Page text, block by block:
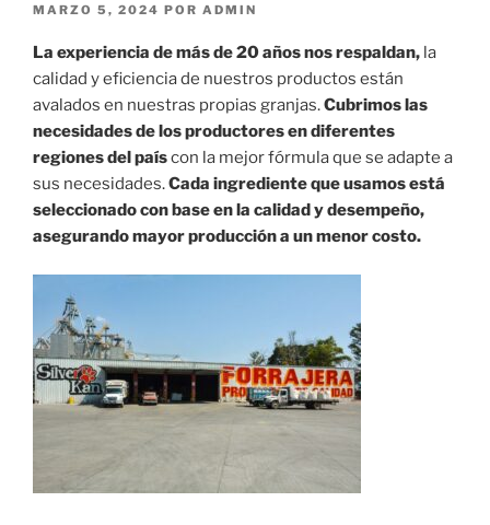
PUBLICADO
MARZO 5, 2024 POR ADMIN
La experiencia de más de 20 años nos respaldan, la
calidad y eficiencia de nuestros productos están
avalados en nuestras propias granjas.Cubrimos las
necesidades de los productores en diferentes
regiones del paíscon la mejor fórmula que se adapte a
sus necesidades.Cada ingrediente que usamos está
seleccionado con base en la calidad y desempeño,
asegurando mayor producción a un menor costo.